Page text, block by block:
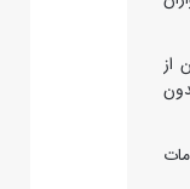
از